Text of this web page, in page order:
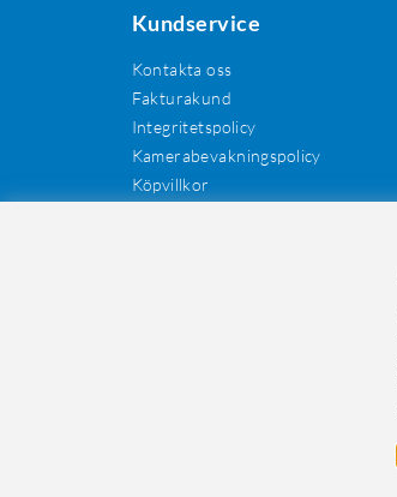
Kundservice
Kontakta oss
Fakturakund
Integritetspolicy
Kamerabevakningspolicy
Köpvillkor